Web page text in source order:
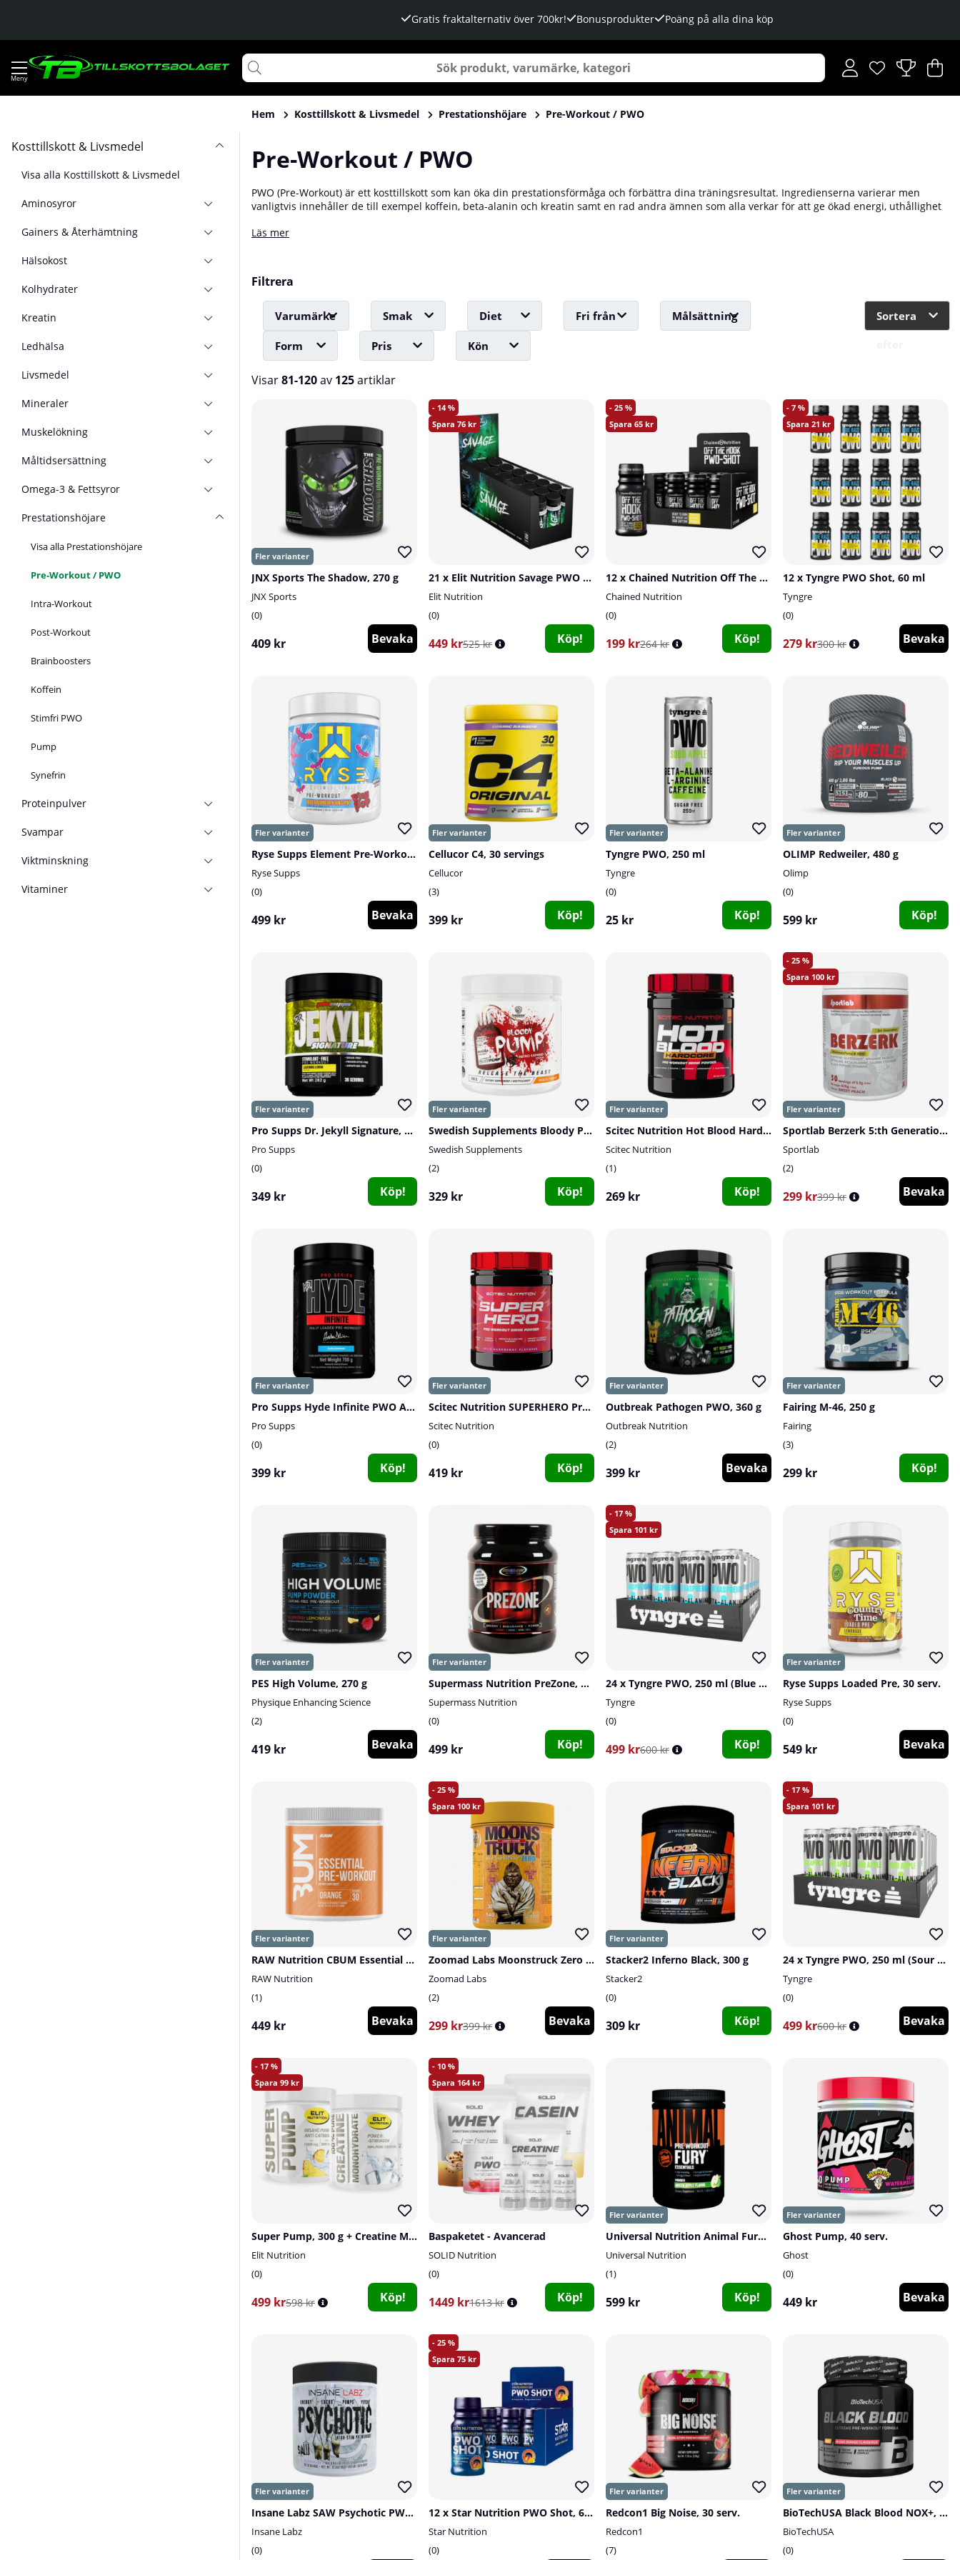
Gratis fraktalternativ över 700kr! Bonusprodukter Poäng på alla dina köp
Önskelista
Antal i
.
.
Hem Kosttillskott & Livsmedel Prestationshöjare Pre-Workout / PWO
Kosttillskott & Livsmedel
Visa alla Kosttillskott & Livsmedel
Aminosyror
Gainers & Återhämtning
Hälsokost
Kolhydrater
Kreatin
Ledhälsa
Livsmedel
Mineraler
Muskelökning
Måltidsersättning
Omega-3 & Fettsyror
Prestationshöjare
Visa alla Prestationshöjare
Pre-Workout / PWO
Intra-Workout
Post-Workout
Brainboosters
Koffein
Stimfri PWO
Pump
Synefrin
Proteinpulver
Svampar
Viktminskning
Vitaminer
Pre-Workout / PWO
PWO (Pre-Workout) är ett kosttillskott som kan öka din prestationsförmåga och förbättra dina träningsresultat. Ingredienserna varierar men
vanligtvis innehåller de till exempel koffein, beta-alanin och kreatin samt en rad andra ämnen som alla verkar för att ge ökad energi, uthållighet
följa doseringsanvisningarna, för att undvika biverkningar. Hos oss på Tillskottsbolaget hittar du ett brett utbud av pre-workouts!
Läs mer
Filtrera
Varumärke Smak Diet Fri från Målsättning
Form Pris Kön
Sortera
Visar81-120av 125artiklar
JNX Sports The Shadow, 270 g
JNX Sports
0
409 kr Bevaka
14
76
21 x Elit Nutrition Savage PWO Shot, 60 ml
Elit Nutrition
0
449 kr525 kr Köp!
25
65
12 x Chained Nutrition Off The Hook PWO-Shot, 60 ml (Pineapple Orange Power)
Chained Nutrition
0
199 kr264 kr Köp!
7
21
12 x Tyngre PWO Shot, 60 ml
Tyngre
0
279 kr300 kr Bevaka
Ryse Supps Element Pre-Workout, 25 serv.
Ryse Supps
0
499 kr Bevaka
Cellucor C4, 30 servings
Cellucor
3
399 kr Köp!
Tyngre PWO, 250 ml
Tyngre
0
25 kr Köp!
OLIMP Redweiler, 480 g
Olimp
0
599 kr Köp!
Pro Supps Dr. Jekyll Signature, 30 serv.
Pro Supps
0
349 kr Köp!
Swedish Supplements Bloody Pump, 300 g
Swedish Supplements
2
329 kr Köp!
Scitec Nutrition Hot Blood Hardcore, 375 g
Scitec Nutrition
1
269 kr Köp!
25
100
Sportlab Berzerk 5:th Generation, 425 g
Sportlab
2
299 kr399 kr Bevaka
Pro Supps Hyde Infinite PWO Andrei Series, 350 g
Pro Supps
0
399 kr Köp!
Scitec Nutrition SUPERHERO Pre-Workout, 285 g
Scitec Nutrition
0
419 kr Köp!
Outbreak Pathogen PWO, 360 g
Outbreak Nutrition
2
399 kr Bevaka
Fairing M-46, 250 g
Fairing
3
299 kr Köp!
PES High Volume, 270 g
Physique Enhancing Science
2
419 kr Bevaka
Supermass Nutrition PreZone, 525 g
Supermass Nutrition
0
499 kr Köp!
17
101
24 x Tyngre PWO, 250 ml (Blue Raspberry)
Tyngre
0
499 kr600 kr Köp!
Ryse Supps Loaded Pre, 30 serv.
Ryse Supps
0
549 kr Bevaka
RAW Nutrition CBUM Essential Pre, 30 serv.
RAW Nutrition
1
449 kr Bevaka
25
100
Zoomad Labs Moonstruck Zero Pump PWO, 540 g
Zoomad Labs
2
299 kr399 kr Bevaka
Stacker2 Inferno Black, 300 g
Stacker2
0
309 kr Köp!
17
101
24 x Tyngre PWO, 250 ml (Sour Apple)
Tyngre
0
499 kr600 kr Bevaka
17
99
Super Pump, 300 g + Creatine Monohydrate, 300 g
Elit Nutrition
0
499 kr598 kr Köp!
10
164
Baspaketet - Avancerad
SOLID Nutrition
0
1449 kr1613 kr Köp!
Universal Nutrition Animal Fury, 30 serv.
Universal Nutrition
1
599 kr Köp!
Ghost Pump, 40 serv.
Ghost
0
449 kr Bevaka
Insane Labz SAW Psychotic PWO, 30 serv.
Insane Labz
0
25
75
12 x Star Nutrition PWO Shot, 60 ml (Tropical)
Star Nutrition
0
Redcon1 Big Noise, 30 serv.
Redcon1
7
BioTechUSA Black Blood NOX+, 330 g
BioTechUSA
0